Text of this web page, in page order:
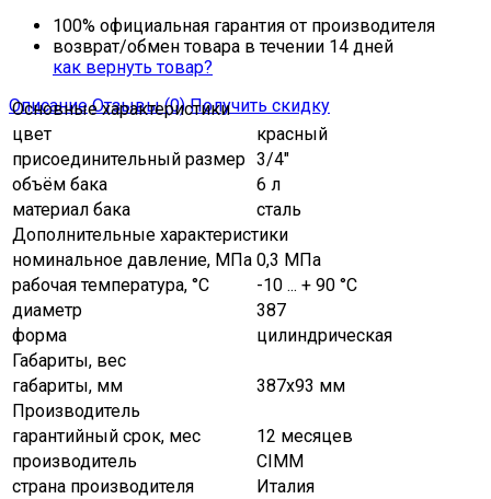
100% официальная гарантия от производителя
возврат/обмен товара в течении 14 дней
как вернуть товар?
Описание Отзывы (0) Получить скидку
Основные характеристики
цвет
красный
присоединительный размер 3/4"
объём бака
6 л
материал бака
сталь
Дополнительные характеристики
номинальное давление, МПа 0,3 МПа
рабочая температура, °C
-10 ... + 90 °С
диаметр
387
форма
цилиндрическая
Габариты, вес
габариты, мм
387х93 мм
Производитель
гарантийный срок, мес
12 месяцев
производитель
CIMM
страна производителя
Италия